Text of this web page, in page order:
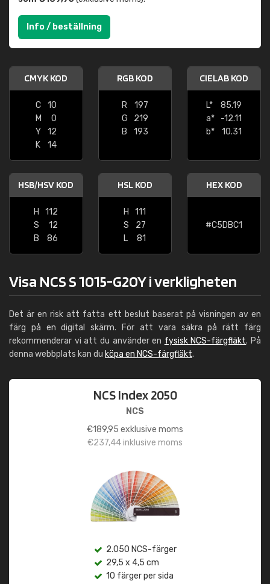
Info / beställning
CMYK KOD
C
10
M
0
Y
12
K
14
RGB KOD
R
197
G
219
B
193
CIELAB KOD
L*
85.19
a*
-12.11
b*
10.31
HSB/HSV KOD
H
112
S
12
B
86
HSL KOD
H
111
S
27
L
81
HEX KOD
#C5DBC1
Visa NCS S 1015-G20Y i verkligheten
Det är en risk att fatta ett beslut baserat på visningen av en
färg på en digital skärm. För att vara säkra på rätt färg
rekommenderar vi att du använder en fysisk NCS-färgfläkt. På
denna webbplats kan du köpa en NCS-färgfläkt.
NCS Index 2050
NCS
€189,95 exklusive moms
€237,44inklusive moms
2.050 NCS-färger
29,5 x 4,5 cm
10 färger per sida